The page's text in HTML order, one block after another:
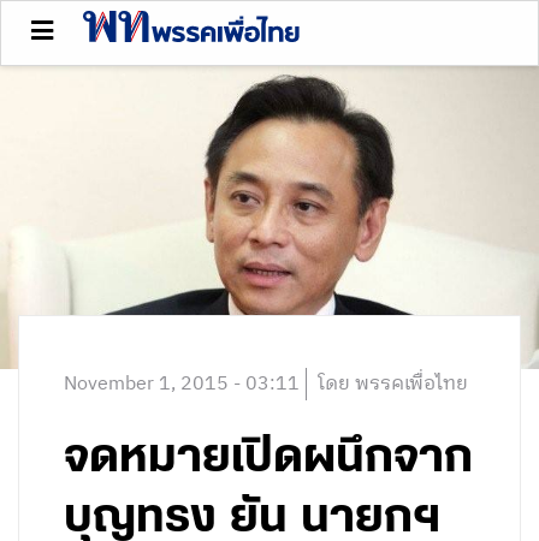
November 1, 2015 - 03:11 โดย พรรคเพื่อไทย
จดหมายเปิดผนึกจาก
บุญทรง ยัน นายกฯ